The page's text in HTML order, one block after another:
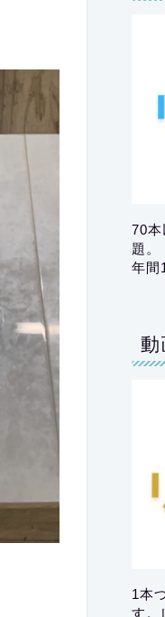
70
題。
年間
1本
す。